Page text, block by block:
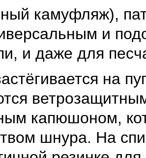
камуфляж),
и
и даже для
на
капюшоном,
шнура. На